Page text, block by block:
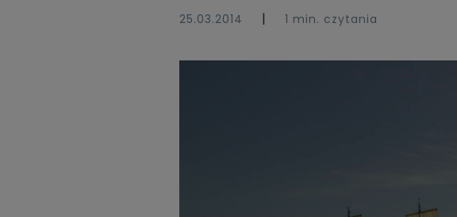
25.03.2014 | 1 min. czytania